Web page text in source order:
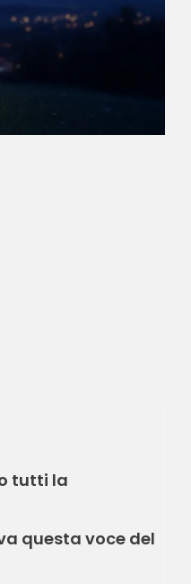
tutti la
questa voce del